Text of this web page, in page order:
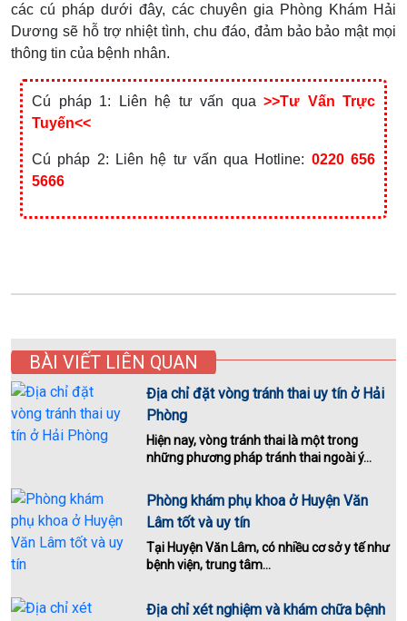
các cú pháp dưới đây, các chuyên gia Phòng Khám Hải
Dương sẽ hỗ trợ nhiệt tình, chu đáo, đảm bảo bảo mật mọi
thông tin của bệnh nhân.
Cú pháp 1: Liên hệ tư vấn qua >>Tư Vấn Trực
Tuyến<<
Cú pháp 2: Liên hệ tư vấn qua Hotline: 0220 656
5666
BÀI VIẾT LIÊN QUAN
Địa chỉ đặt vòng tránh thai uy tín ở Hải
Phòng
Hiện nay, vòng tránh thai là một trong
những phương pháp tránh thai ngoài ý...
Phòng khám phụ khoa ở Huyện Văn
Lâm tốt và uy tín
Tại Huyện Văn Lâm, có nhiều cơ sở y tế như
bệnh viện, trung tâm...
Địa chỉ xét nghiệm và khám chữa bệnh